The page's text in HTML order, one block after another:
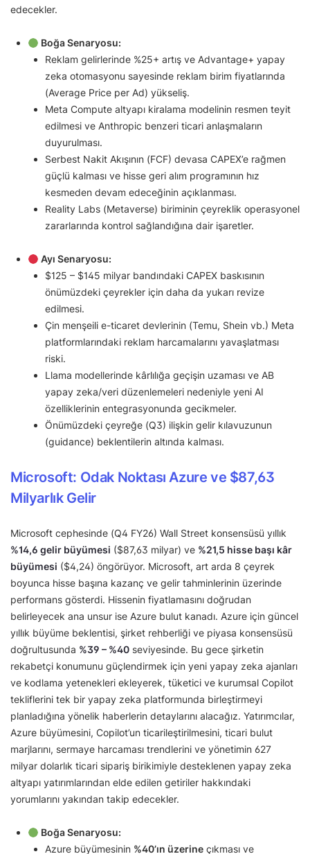
edecekler.
Boğa Senaryosu:
Reklam gelirlerinde %25+ artış ve Advantage+ yapay
zeka otomasyonu sayesinde reklam birim fiyatlarında
(Average Price per Ad) yükseliş.
Meta Compute altyapı kiralama modelinin resmen teyit
edilmesi ve Anthropic benzeri ticari anlaşmaların
duyurulması.
Serbest Nakit Akışının (FCF) devasa CAPEX’e rağmen
güçlü kalması ve hisse geri alım programının hız
kesmeden devam edeceğinin açıklanması.
Reality Labs (Metaverse) biriminin çeyreklik operasyonel
zararlarında kontrol sağlandığına dair işaretler.
Ayı Senaryosu:
$125 – $145 milyar bandındaki CAPEX baskısının
önümüzdeki çeyrekler için daha da yukarı revize
edilmesi.
Çin menşeili e-ticaret devlerinin (Temu, Shein vb.) Meta
platformlarındaki reklam harcamalarını yavaşlatması
riski.
Llama modellerinde kârlılığa geçişin uzaması ve AB
yapay zeka/veri düzenlemeleri nedeniyle yeni AI
özelliklerinin entegrasyonunda gecikmeler.
Önümüzdeki çeyreğe (Q3) ilişkin gelir kılavuzunun
(guidance) beklentilerin altında kalması.
Microsoft: Odak Noktası Azure ve $87,63
Milyarlık Gelir
Microsoft cephesinde (Q4 FY26) Wall Street konsensüsü yıllık
%14,6 gelir büyümesi ($87,63 milyar) ve %21,5 hisse başı kâr
büyümesi ($4,24) öngörüyor. Microsoft, art arda 8 çeyrek
boyunca hisse başına kazanç ve gelir tahminlerinin üzerinde
performans gösterdi. Hissenin fiyatlamasını doğrudan
belirleyecek ana unsur ise Azure bulut kanadı. Azure için güncel
yıllık büyüme beklentisi, şirket rehberliği ve piyasa konsensüsü
doğrultusunda %39 – %40 seviyesinde. Bu gece şirketin
rekabetçi konumunu güçlendirmek için yeni yapay zeka ajanları
ve kodlama yetenekleri ekleyerek, tüketici ve kurumsal Copilot
tekliflerini tek bir yapay zeka platformunda birleştirmeyi
planladığına yönelik haberlerin detaylarını alacağız. Yatırımcılar,
Azure büyümesini, Copilot’un ticarileştirilmesini, ticari bulut
marjlarını, sermaye harcaması trendlerini ve yönetimin 627
milyar dolarlık ticari sipariş birikimiyle desteklenen yapay zeka
altyapı yatırımlarından elde edilen getiriler hakkındaki
yorumlarını yakından takip edecekler.
Boğa Senaryosu:
Azure büyümesinin %40’ın üzerine çıkması ve